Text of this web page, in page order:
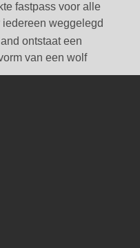
fastpass voor alle
weggelegd
ontstaat een
van een wolf